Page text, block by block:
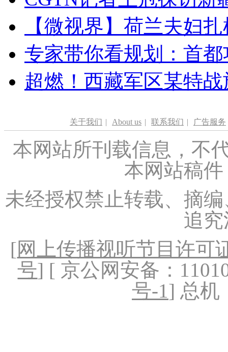
【微视界】荷兰夫妇
专家带你看规划：首
超燃！西藏军区某特
关于我们 | About us | 联系我们 | 广告服务
本网站所刊载信息，不
本网站稿
未经授权禁止转载、摘
追
[网上传播视听节目许可
号] [ 京公网安备：
号-1] 总机